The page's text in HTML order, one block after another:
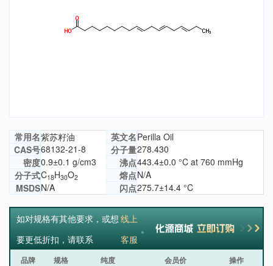
常用名紫苏籽油 英文名Perilla Oil
CAS号68132-21-8 分子量278.430
密度0.9±0.1 g/cm3 沸点443.4±0.0 °C at 760 mmHg
分子式C18H30O2 熔点N/A
MSDSN/A 闪点275.7±14.4 °C
如对规格有其他要求，或想
要更低折扣，请联系
线上
客服
。
品牌 规格 纯度 会员价 操作